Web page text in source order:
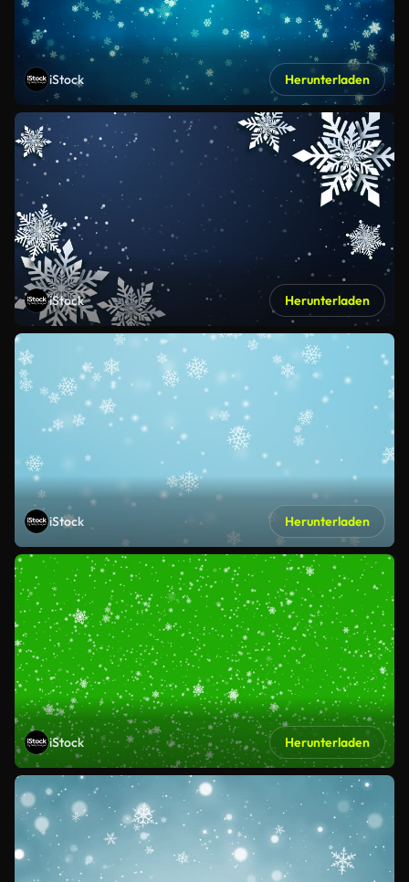
iStock Herunterladen
iStock Herunterladen
iStock Herunterladen
iStock Herunterladen